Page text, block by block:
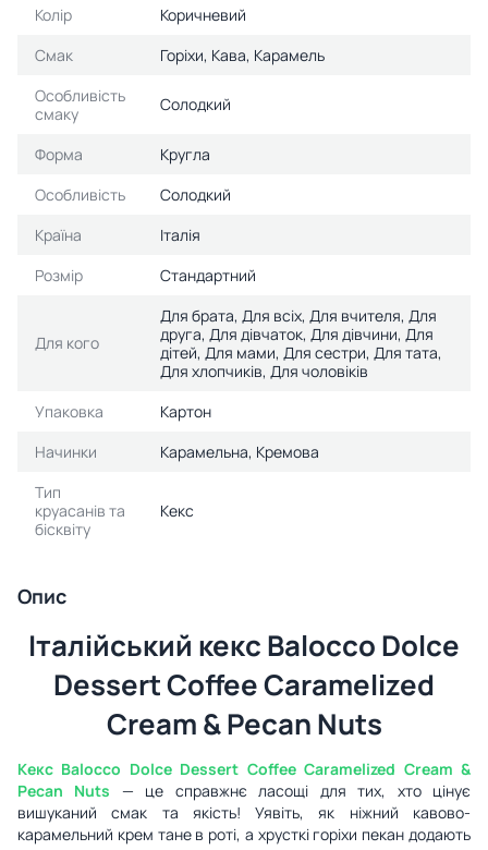
Колір
Коричневий
Смак
Горіхи, Кава, Карамель
Особливість
смаку
Солодкий
Форма
Кругла
Особливість
Солодкий
Країна
Італія
Розмір
Стандартний
Для кого
Для брата, Для всіх, Для вчителя, Для
друга, Для дівчаток, Для дівчини, Для
дітей, Для мами, Для сестри, Для тата,
Для хлопчиків, Для чоловіків
Упаковка
Картон
Начинки
Карамельна, Кремова
Тип
круасанів та
бісквіту
Кекс
Опис
Італійський кекс Balocco Dolce
Dessert Coffee Caramelized
Cream & Pecan Nuts
Кекс Balocco Dolce Dessert Coffee Caramelized Cream &
Pecan Nuts — це справжнє ласощі для тих, хто цінує
вишуканий смак та якість! Уявіть, як ніжний кавово-
карамельний крем тане в роті, а хрусткі горіхи пекан додають